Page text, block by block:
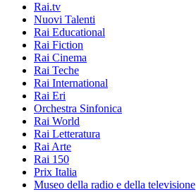
Rai.tv
Nuovi Talenti
Rai Educational
Rai Fiction
Rai Cinema
Rai Teche
Rai International
Rai Eri
Orchestra Sinfonica
Rai World
Rai Letteratura
Rai Arte
Rai 150
Prix Italia
Museo della radio e della televisione